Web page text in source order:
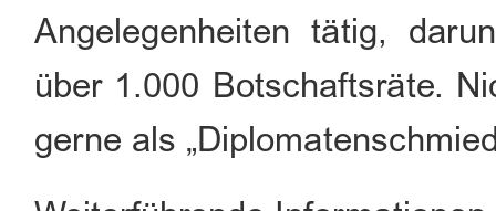
Angelegenheiten tätig,
über 1.000 Botschaftsräte.
gerne als